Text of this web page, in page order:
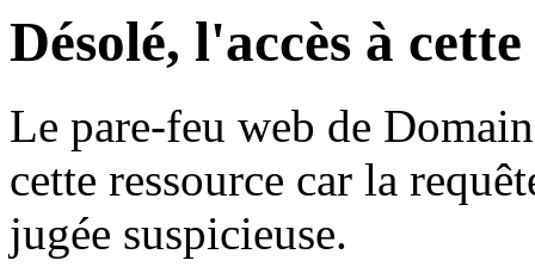
Désolé, l'accès à
Le pare-feu web de
cette ressource car la
jugée suspicieuse.